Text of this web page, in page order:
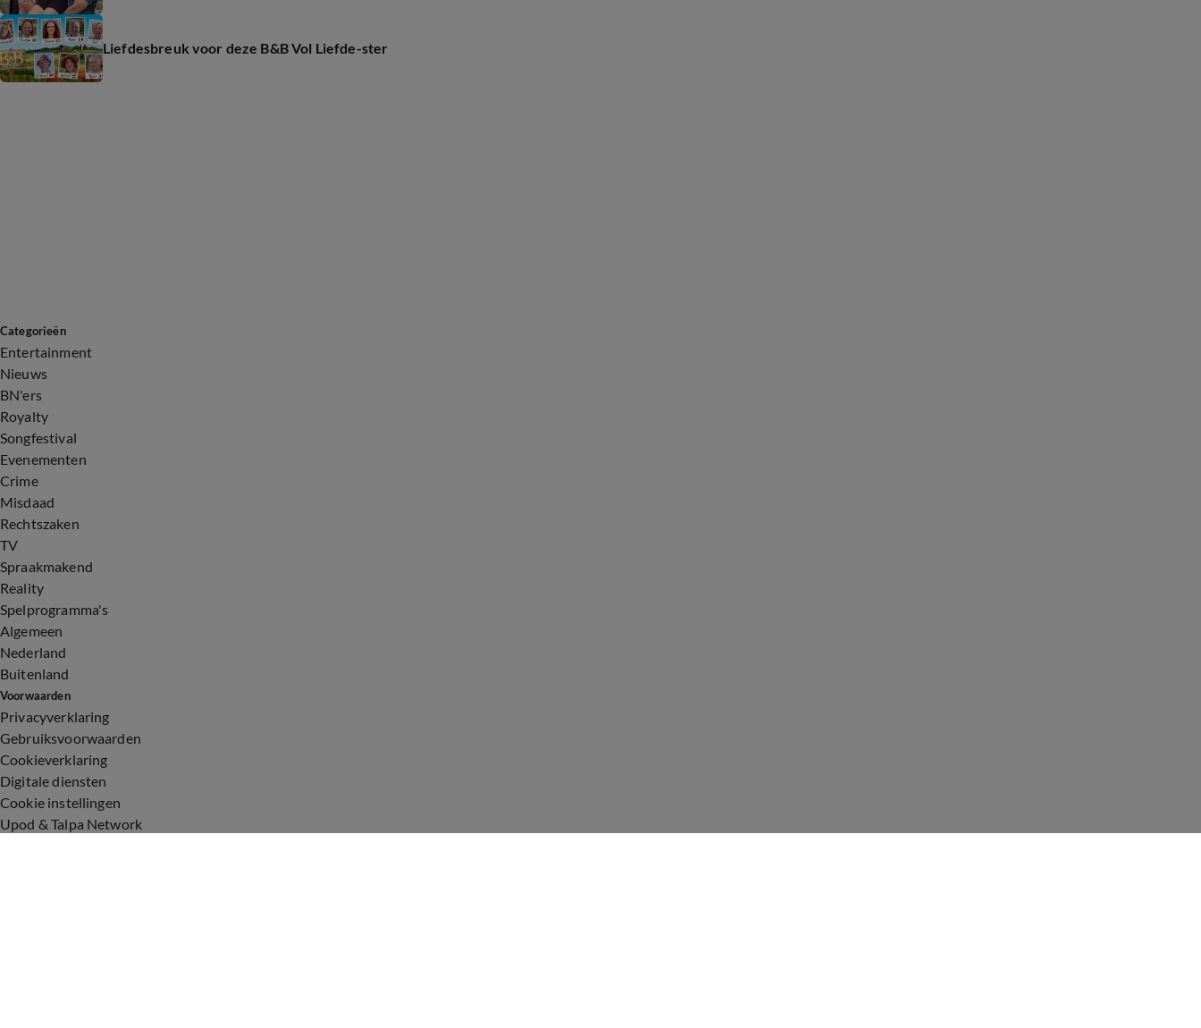
Liefdesbreuk voor deze B&B Vol Liefde-ster
Categorieën
Entertainment
Nieuws
BN'ers
Royalty
Songfestival
Evenementen
Crime
Misdaad
Rechtszaken
TV
Spraakmakend
Reality
Spelprogramma's
Algemeen
Nederland
Buitenland
Voorwaarden
Privacyverklaring
Gebruiksvoorwaarden
Cookieverklaring
Digitale diensten
Cookie instellingen
Upod & Talpa Network